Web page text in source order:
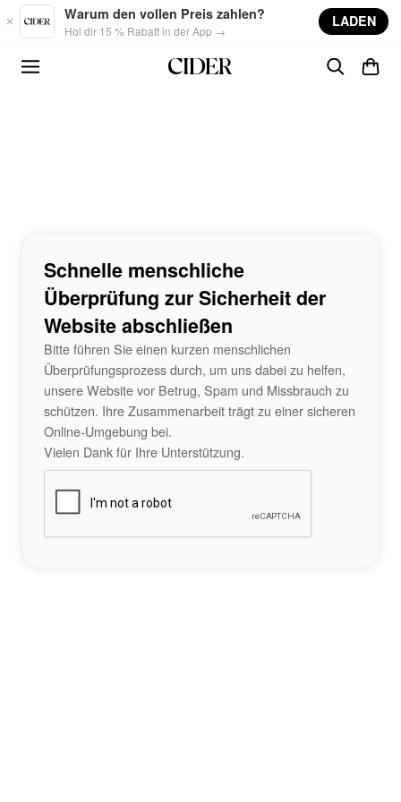
Skip to main content
Warum den vollen Preis zahlen?
Hol dir 15 % Rabatt in der App →
LADEN
Schnelle menschliche
Überprüfung zur Sicherheit der
Website abschließen
Bitte führen Sie einen kurzen menschlichen
Überprüfungsprozess durch, um uns dabei zu helfen,
unsere Website vor Betrug, Spam und Missbrauch zu
schützen. Ihre Zusammenarbeit trägt zu einer sicheren
Online-Umgebung bei.
Vielen Dank für Ihre Unterstützung.